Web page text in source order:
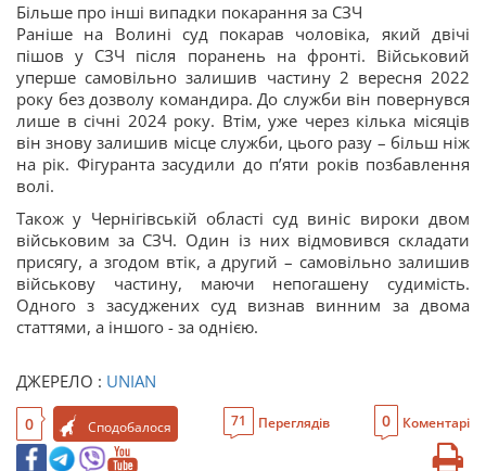
Більше про інші випадки покарання за СЗЧ
Раніше на Волині суд покарав чоловіка, який двічі
пішов у СЗЧ після поранень на фронті. Військовий
уперше самовільно залишив частину 2 вересня 2022
року без дозволу командира. До служби він повернувся
лише в січні 2024 року. Втім, уже через кілька місяців
він знову залишив місце служби, цього разу – більш ніж
на рік. Фігуранта засудили до п’яти років позбавлення
волі.
Також у Чернігівській області суд виніс вироки двом
військовим за СЗЧ. Один із них відмовився складати
присягу, а згодом втік, а другий – самовільно залишив
військову частину, маючи непогашену судимість.
Одного з засуджених суд визнав винним за двома
статтями, а іншого - за однією.
ДЖЕРЕЛО : UNIAN
0 Сподобалося 71 Переглядів 0 Коментарі